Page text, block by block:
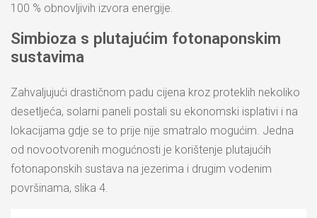
100 % obnovljivih izvora energije.
Simbioza s plutajućim fotonaponskim
sustavima
Zahvaljujući drastičnom padu cijena kroz proteklih nekoliko
desetljeća, solarni paneli postali su ekonomski isplativi i na
lokacijama gdje se to prije nije smatralo mogućim. Jedna
od novootvorenih mogućnosti je korištenje plutajućih
fotonaponskih sustava na jezerima i drugim vodenim
površinama, slika 4.